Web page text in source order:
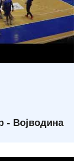
- Војводина